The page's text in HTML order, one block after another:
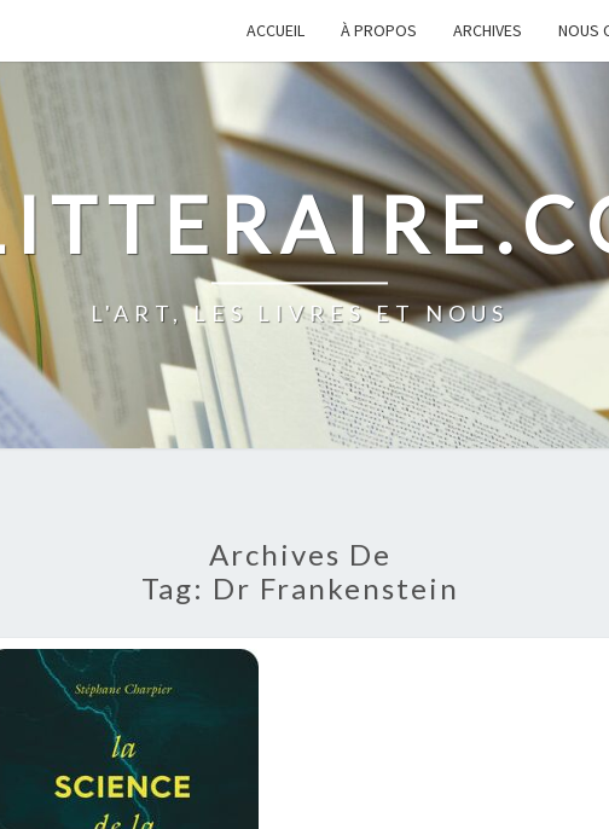
ACCUEIL À PROPOS ARCHIVES NOUS
L'ART, LES LIVRES ET NOUS
Archives De
Tag: Dr Frankenstein